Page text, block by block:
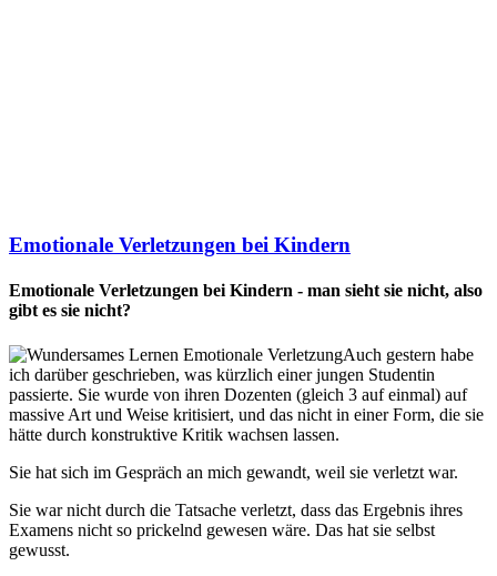
Emotionale Verletzungen bei Kindern
Emotionale Verletzungen bei Kindern - man sieht sie nicht, also
gibt es sie nicht?
Auch gestern habe
ich darüber geschrieben, was kürzlich einer jungen Studentin
passierte. Sie wurde von ihren Dozenten (gleich 3 auf einmal) auf
massive Art und Weise kritisiert, und das nicht in einer Form, die sie
hätte durch konstruktive Kritik wachsen lassen.
Sie hat sich im Gespräch an mich gewandt, weil sie verletzt war.
Sie war nicht durch die Tatsache verletzt, dass das Ergebnis ihres
Examens nicht so prickelnd gewesen wäre. Das hat sie selbst
gewusst.